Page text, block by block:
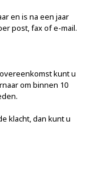
en is na een jaar
post, fax of e-mail.
kunt u
om binnen 10
klacht, dan kunt u